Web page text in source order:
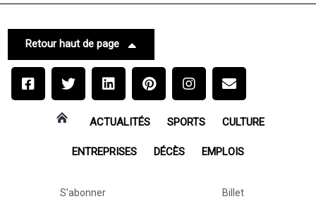
Retour haut de page
ACTUALITÉS SPORTS CULTURE
ENTREPRISES DÉCÈS EMPLOIS
S'abonner
Billet